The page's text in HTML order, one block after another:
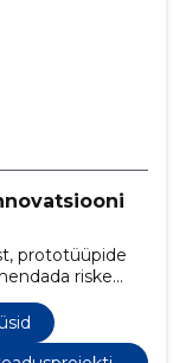
prototüüpide
riske